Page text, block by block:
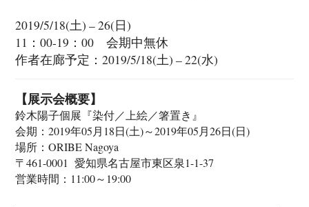
2019/5/18(土) – 26(日)
11：00-19：00 会期中無休
作者在廊予定：2019/5/18(土) – 22(水)
【展示会概要】
鈴木陽子個展『染付／上絵／箸置き』
会期：2019年05月18日(土)～2019年05月26日(日)
場所：ORIBE Nagoya
〒461-0001 愛知県名古屋市東区泉1-1-37
営業時間：11:00～19:00